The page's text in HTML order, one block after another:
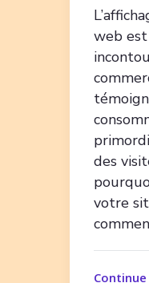
web
des
votre